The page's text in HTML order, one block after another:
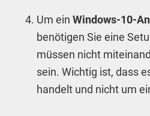
Um ein Windows-10-
benötigen Sie eine
müssen nicht
sein. Wichtig ist, dass
handelt und nicht um